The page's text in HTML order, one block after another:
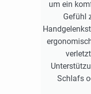
um ein
Gefühl
Schlafs